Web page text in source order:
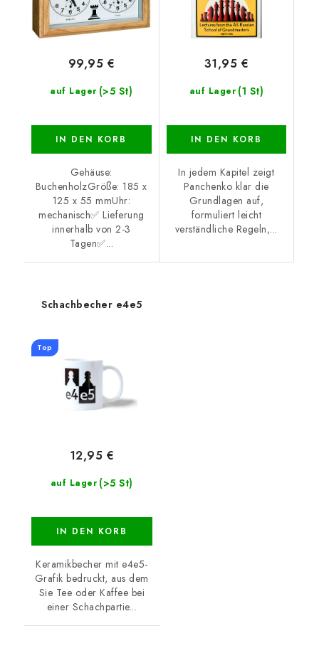
auf Lager (>5 St)
99,95 €
IN DEN KORB
Gehäuse:
BuchenholzGröße: 185 x
125 x 55 mmUhr:
mechanisch✅ Lieferung
innerhalb von 2-3
Tagen✅...
auf Lager (1 St)
31,95 €
IN DEN KORB
In jedem Kapitel zeigt
Panchenko klar die
Grundlagen auf,
formuliert leicht
verständliche Regeln,...
Schachbecher e4e5
Top
auf Lager (>5 St)
12,95 €
IN DEN KORB
Keramikbecher mit e4e5-
Grafik bedruckt, aus dem
Sie Tee oder Kaffee bei
einer Schachpartie...